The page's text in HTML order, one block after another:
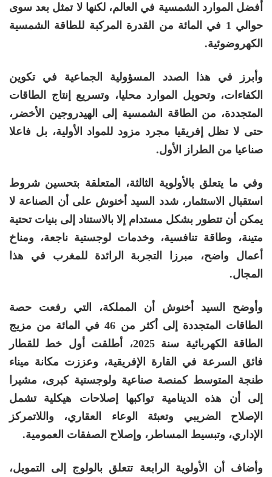
أفضل الموارد الشمسية في العالم، لكنها لا تمثل بعد سوى
حوالي 1 في المائة من القدرة المركبة للطاقة الشمسية
الكهروضوئية.
وأبرز في هذا الصدد المسؤولية الجماعية في تكوين
الكفاءات، وتحويل الموارد محليا، وتسريع إنتاج الطاقات
المتجددة، من الطاقة الشمسية إلى الهيدروجين الأخضر،
حتى لا تظل إفريقيا مجرد مزود للمواد الأولية، بل فاعلا
صناعيا من الطراز الأول.
وفي ما يتعلق بالأولوية الثالثة، المتعلقة بتحسين شروط
استقبال الاستثمار، شدد السيد أخنوش على أن الصناعة لا
يمكن أن تتطور بشكل مستدام إلا بالاستناد إلى بنيات تحتية
متينة، وطاقة تنافسية، وخدمات لوجستية ناجعة، ومناخ
أعمال واضح، مبرزا التجربة الرائدة للمغرب في هذا
المجال.
وأوضح السيد أخنوش أن المملكة، التي رفعت حصة
الطاقات المتجددة إلى أكثر من 46 في المائة من مزيج
الطاقة الكهربائية سنة 2025، أطلقت أول خط للقطار
فائق السرعة في القارة الإفريقية، وعززت مكانة ميناء
طنجة المتوسط كمنصة صناعية ولوجستية كبرى، مشيرا
إلى أن هذه الدينامية تواكبها إصلاحات هيكلية تشمل
الإصلاح الضريبي وتعبئة الوعاء العقاري، واللاتمركز
الإداري، وتبسيط المساطر، وإصلاح الصفقات العمومية.
وأضاف أن الأولوية الرابعة تتعلق بالولوج إلى التمويل،